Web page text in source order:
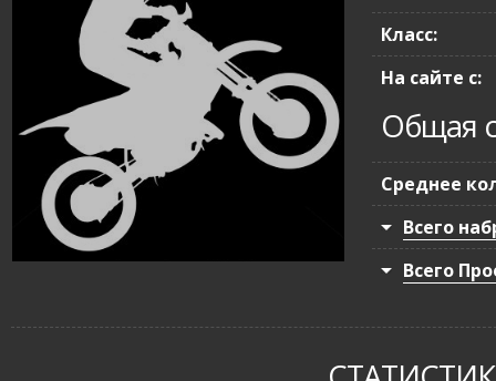
Класс:
На сайте с:
Общая
Среднее
Всего
Всего